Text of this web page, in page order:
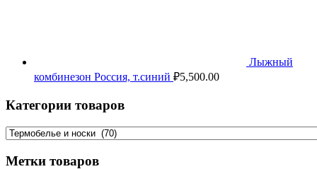
Лыжный
комбинезон Россия, т.синий ₽5,500.00
Категории товаров
Метки товаров